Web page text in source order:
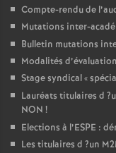
Compte-rendu de
Mutations inter-
Bulletin mutations
Modalités
Stage syndical «
Lauréats titulaires d
NON !
Elections à l’ESPE :
Les titulaires d ?un